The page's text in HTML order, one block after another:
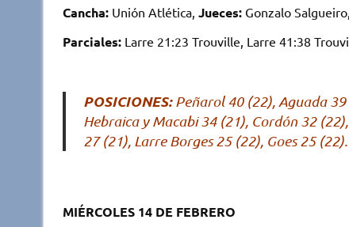
Cancha:Unión Atlética, Jueces:Gonzalo
Parciales:Larre 21:23 Trouville, Larre 41:38
POSICIONES:Peñarol 40 (22), Aguada
Hebraica y Macabi 34 (21), Cordón 32
27 (21), Larre Borges 25 (22), Goes 25 (22).
MIÉRCOLES 14 DE FEBRERO